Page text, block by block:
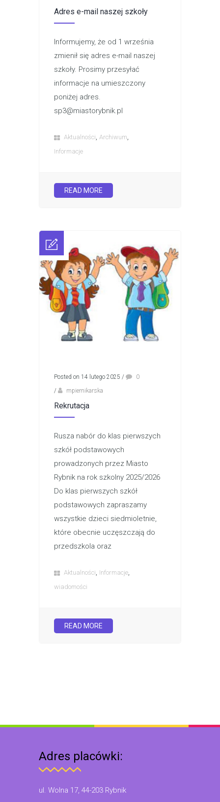
Adres e-mail naszej szkoły
Informujemy, że od 1 września
zmienił się adres e-mail naszej
szkoły. Prosimy przesyłać
informacje na umieszczony
poniżej adres.
sp3@miastorybnik.pl
Aktualności Archiwum
Informacje
READ MORE
Posted on 14 lutego 2025 /
0
/
mpiernikarska
Rekrutacja
Rusza nabór do klas pierwszych
szkół podstawowych
prowadzonych przez Miasto
Rybnik na rok szkolny 2025/2026
Do klas pierwszych szkół
podstawowych zapraszamy
wszystkie dzieci siedmioletnie,
które obecnie uczęszczają do
przedszkola oraz
Aktualności, Informacje,
wiadomości
READ MORE
Adres placówki:
ul. Wolna 17, 44-203 Rybnik